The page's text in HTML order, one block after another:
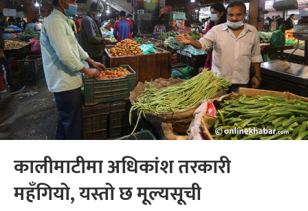
कालीमाटीमा अधिकांश तरकारी
महँगियो, यस्तो छ मूल्यसूची